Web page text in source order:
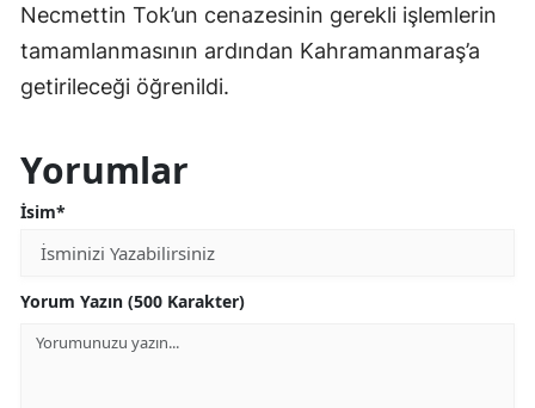
Necmettin Tok’un cenazesinin gerekli işlemlerin
tamamlanmasının ardından Kahramanmaraş’a
getirileceği öğrenildi.
Yorumlar
İsim*
Yorum Yazın (500 Karakter)